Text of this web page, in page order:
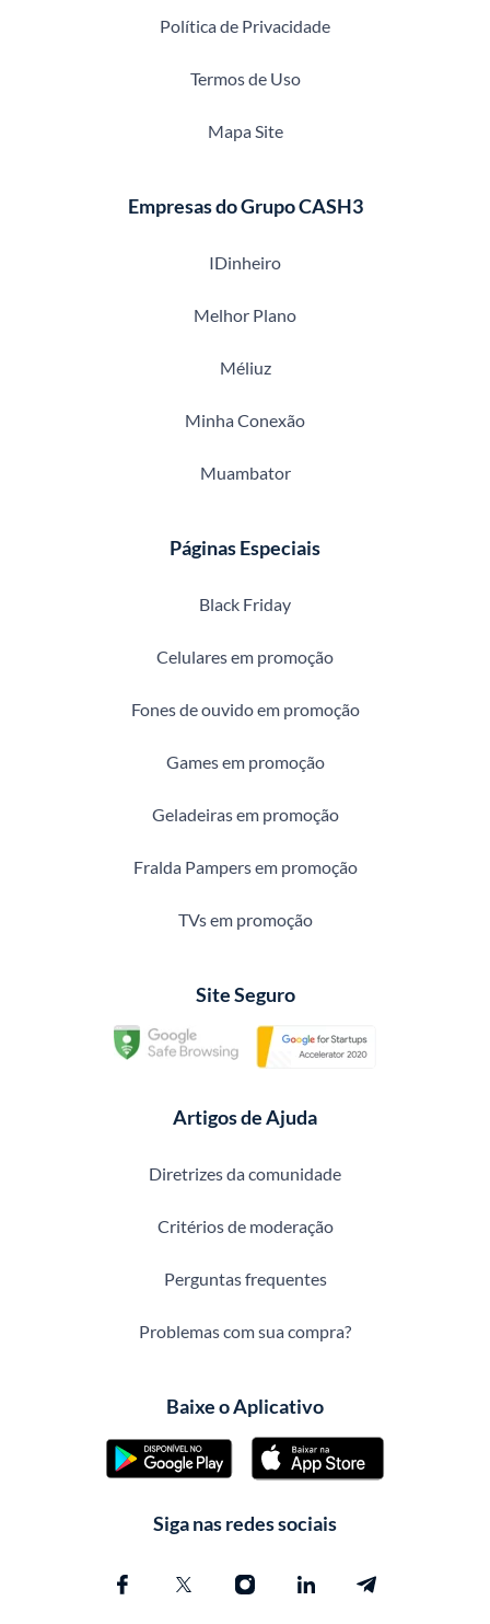
Política de Privacidade
Termos de Uso
Mapa Site
Empresas do Grupo CASH3
IDinheiro
Melhor Plano
Méliuz
Minha Conexão
Muambator
Páginas Especiais
Black Friday
Celulares em promoção
Fones de ouvido em promoção
Games em promoção
Geladeiras em promoção
Fralda Pampers em promoção
TVs em promoção
Site Seguro
Artigos de Ajuda
Diretrizes da comunidade
Critérios de moderação
Perguntas frequentes
Problemas com sua compra?
Baixe o Aplicativo
Siga nas redes sociais